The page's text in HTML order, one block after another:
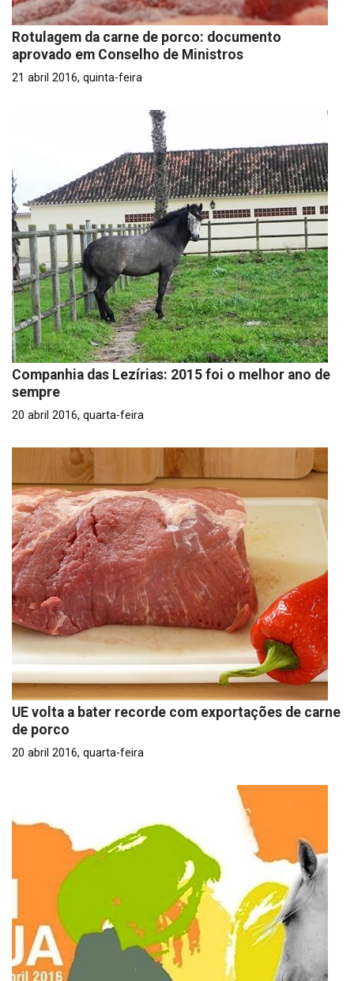
Rotulagem da carne de porco: documento
aprovado em Conselho de Ministros
21 abril 2016, quinta-feira
Companhia das Lezírias: 2015 foi o melhor ano de
sempre
20 abril 2016, quarta-feira
UE volta a bater recorde com exportações de carne
de porco
20 abril 2016, quarta-feira